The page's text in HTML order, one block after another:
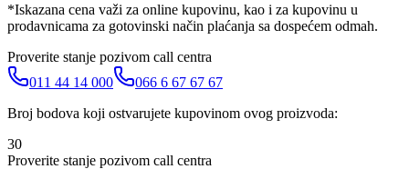
*Iskazana cena važi za online kupovinu, kao i za kupovinu u
prodavnicama za gotovinski način plaćanja sa dospećem odmah.
Proverite stanje pozivom call centra
011 44 14 000
066 6 67 67 67
Broj bodova koji ostvarujete kupovinom ovog proizvoda:
30
Proverite stanje pozivom call centra